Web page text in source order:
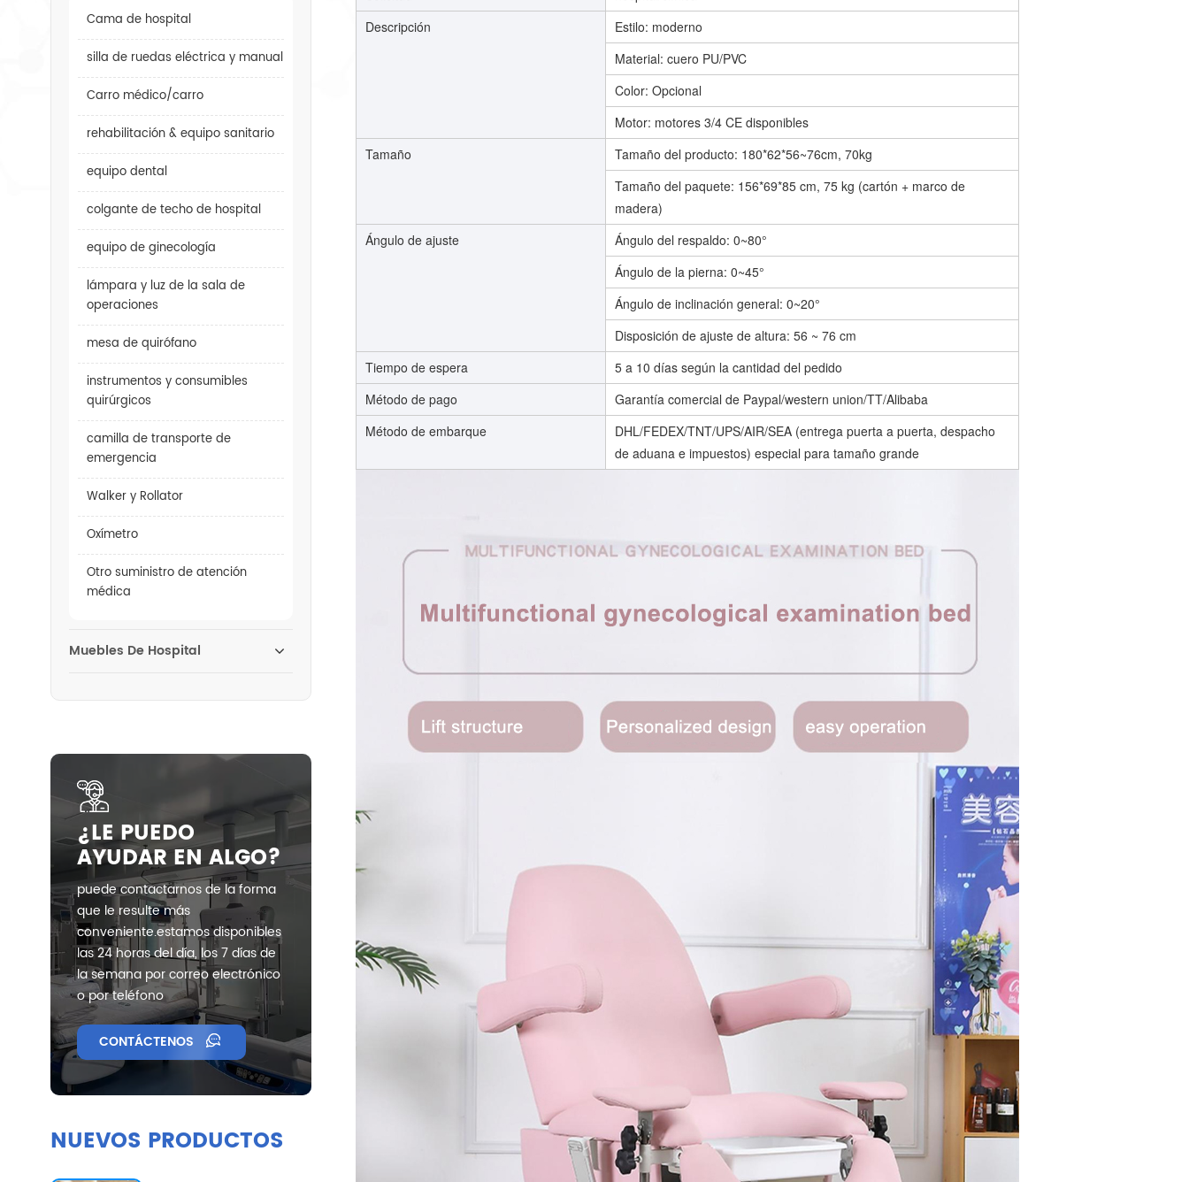
Descripción
Estilo: moderno
Material: cuero PU/PVC
Color: Opcional
Motor: motores 3/4 CE disponibles
Tamaño
Tamaño del producto: 180*62*56~76cm, 70kg
Tamaño del paquete: 156*69*85 cm, 75 kg (cartón + marco de
madera)
Ángulo de ajuste
Ángulo del respaldo: 0~80°
Ángulo de la pierna: 0~45°
Ángulo de inclinación general: 0~20°
Disposición de ajuste de altura: 56 ~ 76 cm
Tiempo de espera
5 a 10 días según la cantidad del pedido
Método de pago
Garantía comercial de Paypal/western union/TT/Alibaba
Método de embarque
DHL/FEDEX/TNT/UPS/AIR/SEA (entrega puerta a puerta, despacho
de aduana e impuestos) especial para tamaño grande
Cama de hospital
silla de ruedas eléctrica y manual
Carro médico/carro
rehabilitación & equipo sanitario
equipo dental
colgante de techo de hospital
equipo de ginecología
lámpara y luz de la sala de
operaciones
mesa de quirófano
instrumentos y consumibles
quirúrgicos
camilla de transporte de
emergencia
Walker y Rollator
Oxímetro
Otro suministro de atención
médica
Muebles De Hospital
¿LE PUEDO
AYUDAR EN ALGO?
puede contactarnos de la forma
que le resulte más
conveniente.estamos disponibles
las 24 horas del día, los 7 días de
la semana por correo electrónico
o por teléfono
CONTÁCTENOS
NUEVOS PRODUCTOS